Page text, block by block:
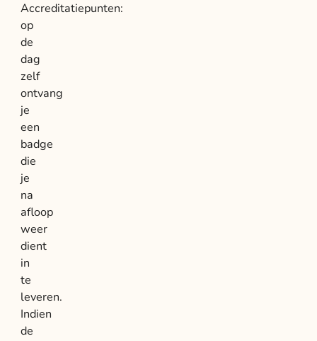
Accreditatiepunten:
op
de
dag
zelf
ontvang
je
een
badge
die
je
na
afloop
weer
dient
in
te
leveren.
Indien
de